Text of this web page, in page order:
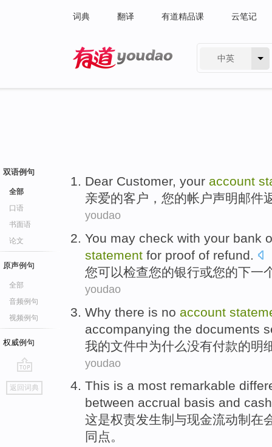
词典 翻译 有道精品课 云笔记
中英
双语例句
全部
口语
书面语
论文
原声例句
全部
音频例句
视频例句
权威例句
go
top
返回词典
Dear Customer, your account
亲爱的客户 ， 您的帐户声明邮件
youdao
You may check with your bank
statement for proof of refund.
您可以检查您的银行或您的下一
youdao
Why there is no account
accompanying the documents
我的文件中为什么没有付款的明
youdao
This is a most remarkable
between accrual basis and cash
这是权责发生制 与现金流动制 在
同点。